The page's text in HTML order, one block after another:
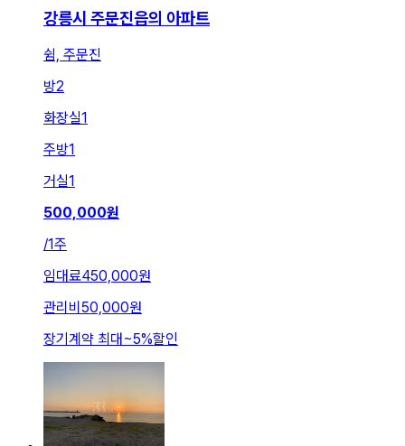
강릉시 주문진읍의 아파트
쉼, 주문진
방2
화장실1
주방1
거실1
500,000원
/1주
임대료450,000원
관리비 50,000원
장기계약 최대 ~5%할인